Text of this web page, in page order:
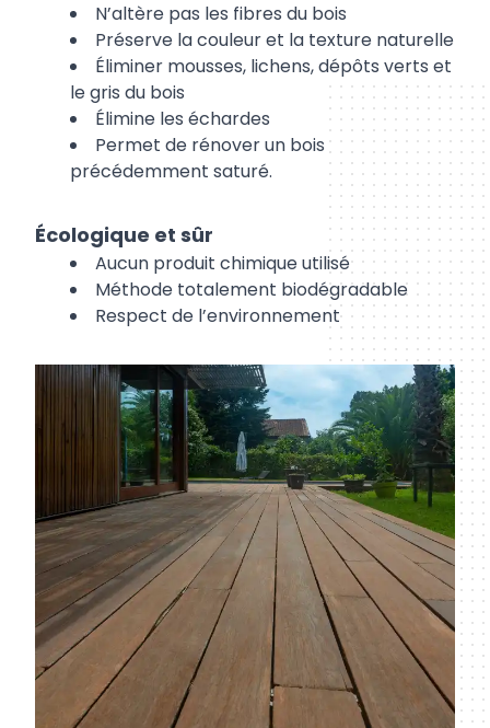
N’altère pas les fibres du bois
Préserve la couleur et la texture naturelle
Éliminer mousses, lichens, dépôts verts et
le gris du bois
Élimine les échardes
Permet de rénover un bois
précédemment saturé.
Écologique et sûr
Aucun produit chimique utilisé
Méthode totalement biodégradable
Respect de l’environnement